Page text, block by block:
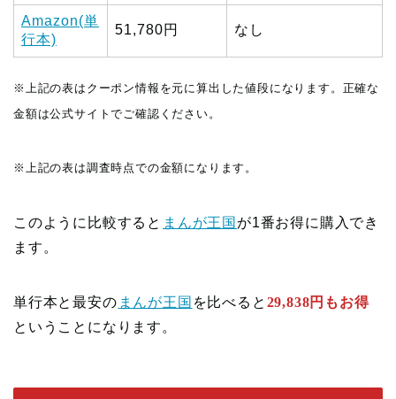
Amazon(単
行本)
51,780円 なし
※上記の表はクーポン情報を元に算出した値段になります。正確な
金額は公式サイトでご確認ください。
※上記の表は調査時点での金額になります。
このように比較すると まんが王国 が1番お得に購入でき
ます。
単行本と最安の まんが王国 を比べると 29,838円もお得
ということになります。